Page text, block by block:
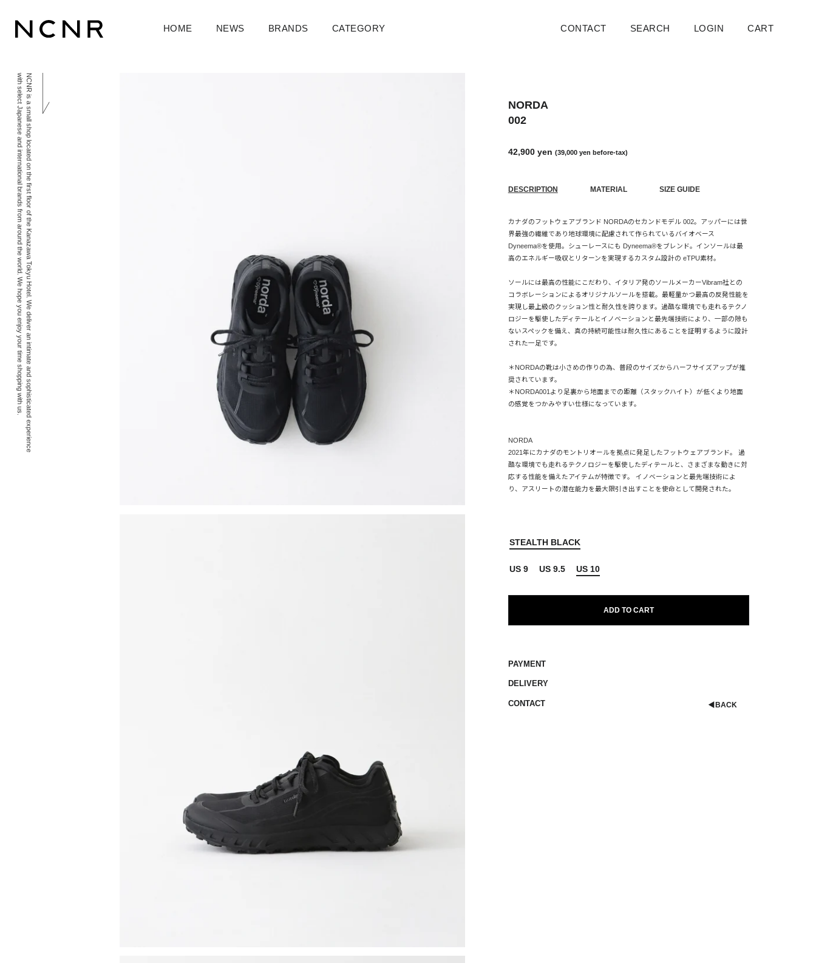
NCNR is a small shop located on the first floor of the Kanazawa Tokyu Hotel. We deliver an intimate and sophisticated experience
with select Japanese and international brands from around the world. We hope you enjoy your time shopping with us.
HOME NEWS BRANDS CATEGORY CONTACT SEARCH SearchLOGIN CART
NORDA
002
通
販
42,900 yen (39,000 yen before-tax)
DESCRIPTION MATERIAL SIZE GUIDE
カナダのフットウェアブランド NORDAのセカンドモデル 002。アッパーには世
界最強の繊維であり地球環境に配慮されて作られているバイオベース
Dyneema®を使用。シューレースにも Dyneema®をブレンド。インソールは最
高のエネルギー吸収とリターンを実現するカスタム設計の eTPU素材。
ソールには最高の性能にこだわり、イタリア発のソールメーカーVibram社との
コラボレーションによるオリジナルソールを搭載。最軽量かつ最高の反発性能を
実現し最上級のクッション性と耐久性を誇ります。過酷な環境でも走れるテクノ
ロジーを駆使したディテールとイノベーションと最先端技術により、一部の隙も
ないスペックを備え、真の持続可能性は耐久性にあることを証明するように設計
された一足です。
＊NORDAの靴は小さめの作りの為、普段のサイズからハーフサイズアップが推
奨されています。
＊NORDA001より足裏から地面までの距離（スタックハイト）が低くより地面
の感覚をつかみやすい仕様になっています。
NORDA
2021年にカナダのモントリオールを拠点に発足したフットウェアブランド。 過
酷な環境でも走れるテクノロジーを駆使したディテールと、さまざまな動きに対
応する性能を備えたアイテムが特徴です。 イノベーションと最先端技術によ
り、アスリートの潜在能力を最大限引き出すことを使命として開発された。
STEALTH BLACK
US 9 US 9.5 US 10
ADD TO CART
PAYMENT
DELIVERY
CONTACT ◀︎BACK